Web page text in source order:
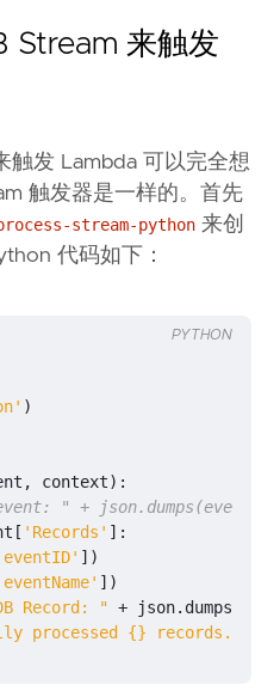
Stream 来触发
触发 Lambda 可以完全想
触发器是一样的。首先
stream-python 来创
代码如下：
)
, context):
" + json.dumps(event,
[ 'Records' ]:
])
])
Record: " + json. dumps
processed {} records.'
PYTHON